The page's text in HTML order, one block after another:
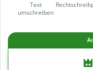
Text
umschreiben